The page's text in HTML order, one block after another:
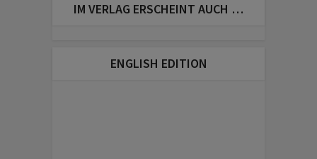
IM VERLAG ERSCHEINT AUCH …
ENGLISH EDITION